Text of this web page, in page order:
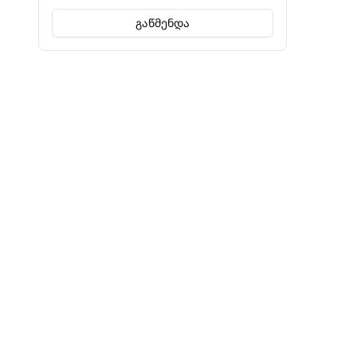
Timberland
UGG
გაწმენდა